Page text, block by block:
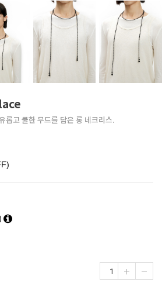
롭고 쿨한 무드를 담은 롱 네크리스.